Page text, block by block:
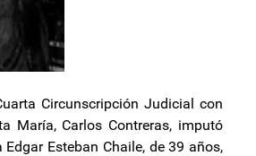
Circunscripción Judicial con
María, Carlos Contreras, imputó
Esteban Chaile, de 39 años,